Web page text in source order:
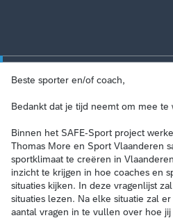
Beste sporter en/of coach,
Bedankt dat je tijd neemt om mee te
Binnen het SAFE-Sport project
Thomas More en Sport Vlaanderen
sportklimaat te creëren in
inzicht te krijgen in hoe coaches en
situaties kijken. In deze vragenlijst
situaties lezen. Na elke situatie zal
aantal vragen in te vullen over hoe